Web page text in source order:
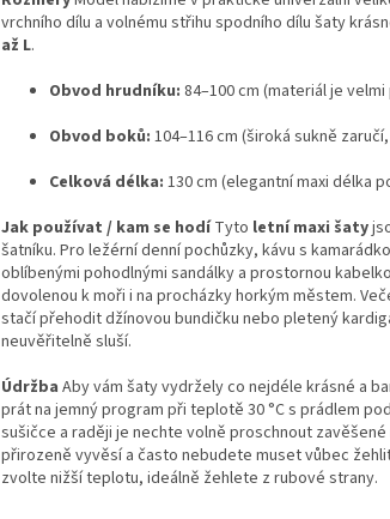
vrchního dílu a volnému střihu spodního dílu šaty
až L.
Obvod hrudníku: 84–100 cm (materiál je
Obvod boků: 104–116 cm (široká sukně
Celková délka: 130 cm (elegantní maxi délka
Jak používat / kam se hodíTyto letní maxi šaty
šatníku. Pro ležérní denní pochůzky, kávu s
oblíbenými pohodlnými sandálky a prostornou
dovolenou k moři i na procházky horkým městem.
stačí přehodit džínovou bundičku nebo pletený
neuvěřitelně sluší.
Údržba Aby vám šaty vydržely co nejdéle krásné a
prát na jemný program při teplotě 30 °C s prádlem
sušičce a raději je nechte volně proschnout
přirozeně vyvěsí a často nebudete muset vůbec
zvolte nižší teplotu, ideálně žehlete z rubové strany.